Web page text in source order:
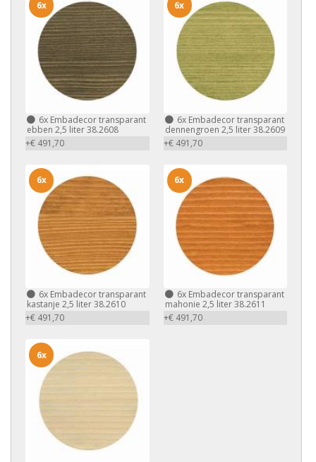
6x Embadecor transparant
ebben 2,5 liter 38.2608
+€ 491,70
6x
6xEmbadecor transparant
dennengroen 2,5 liter 38.2609
+€ 491,70
6x
6x Embadecor transparant
kastanje 2,5 liter 38.2610
+€ 491,70
6x
6xEmbadecor transparant
mahonie 2,5 liter 38.2611
+€ 491,70
6x
6x